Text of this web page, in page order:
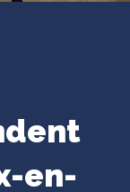
en-